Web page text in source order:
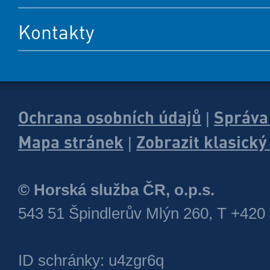
Kontakty
Ochrana osobních údajů
Mapa stránek
Zobrazit
© Horská služba ČR, o.p.s.
543 51 Špindlerův Mlýn 260, T +420
ID schránky: u4zgr6q